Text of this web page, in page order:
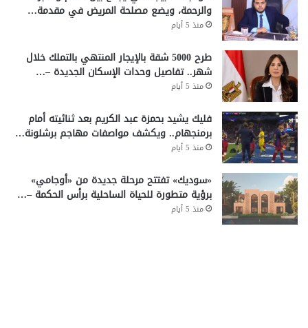
والرحمة، ويضع مصلحة المريض في مقدمة…
منذ 5 أيام
طرح 5000 شقة بالإيجار المنتهي بالتملك خلال
شهر.. تفاصيل وحدات الإسكان الجديدة –…
منذ 5 أيام
فليك يشيد بحمزة عبد الكريم بعد ثنائيته أمام
برمنجهام.. ويكشف مواصفات مهاجم برشلونة…
منذ 5 أيام
«سوديك» تفتتح مرحلة جديدة من «أوجامي»
برؤية متطورة للحياة الساحلية برأس الحكمة –…
منذ 5 أيام